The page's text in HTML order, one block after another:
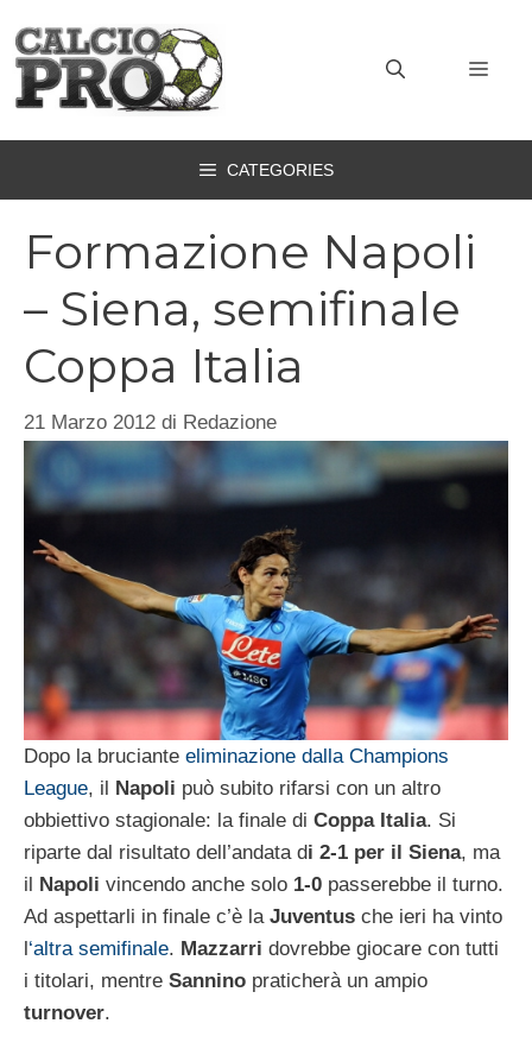
contenuto
CATEGORIES
Formazione Napoli
– Siena, semifinale
Coppa Italia
21 Marzo 2012 di Redazione
Dopo la bruciante eliminazione dalla Champions
League, il Napoli può subito rifarsi con un altro
obbiettivo stagionale: la finale di Coppa Italia. Si
riparte dal risultato dell’andata di 2-1 per il Siena, ma
il
Napoli vincendo anche solo 1-0 passerebbe il turno.
Ad aspettarli in finale c’è la Juventus che ieri ha vinto
‘altra semifinale. Mazzarri dovrebbe giocare con tutti
i titolari, mentre Sannino praticherà un ampio
turnover.